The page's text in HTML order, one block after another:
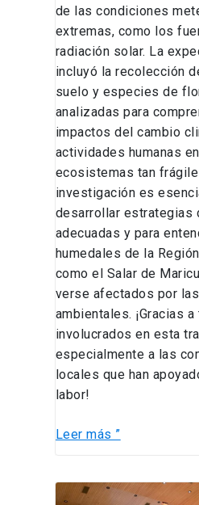
de las condiciones
extremas, como los
radiación solar. La
incluyó la recolección
suelo y especies de
analizadas para
impactos del cambio
actividades humanas
ecosistemas tan
investigación es
desarrollar estrategias
adecuadas y para
humedales de la
como el Salar de
verse afectados por
ambientales. ¡Gracias
involucrados en esta
especialmente a las
locales que han
labor!
Leer más ”
Profesor